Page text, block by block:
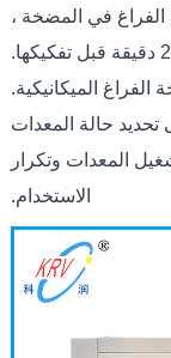
الفراغ في المضخة ،
واستنزاف الزيت في المضخة وتبريده لمدة 20 دقيقة قبل تفكيكها.
الفراغ الميكانيكية.
تحديد حالة المعدات
المعدات وتكرار
الاستخدام.